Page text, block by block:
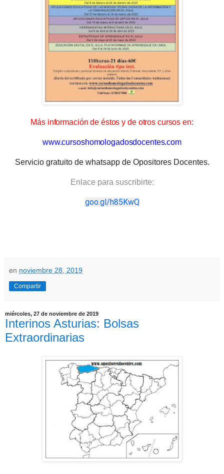
Más información de éstos y de otros cursos en:
www.cursoshomologadosdocentes.com
Servicio gratuito de whatsapp de Opositores Docentes.
Enlace para suscribirte:
goo.gl/h85KwQ
en noviembre 28, 2019
Compartir
miércoles, 27 de noviembre de 2019
Interinos Asturias: Bolsas
Extraordinarias